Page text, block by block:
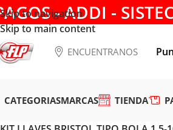
Skip to navigation
Skip to main content
- ADDI -
ENCUENTRANOS
CATEGORIASMARCAS TIENDA